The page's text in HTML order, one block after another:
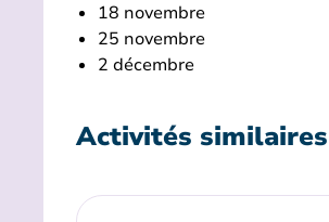
18 novembre
25 novembre
2 décembre
Activités similaires